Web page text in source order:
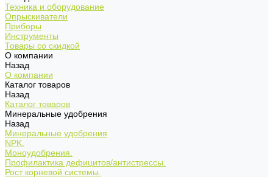
Техника и оборудование
Опрыскиватели
Приборы
Инструменты
Товары со скидкой
О компании
Назад
О компании
Каталог товаров
Назад
Каталог товаров
Минеральные удобрения
Назад
Минеральные удобрения
NPK.
Моноудобрения.
Профилактика дефицитов/антистрессы.
Рост корневой системы.